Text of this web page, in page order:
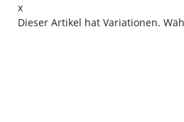
x
Dieser Artikel hat Variationen.